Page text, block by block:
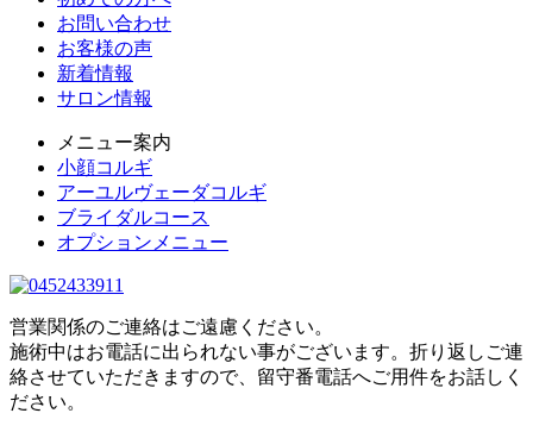
お問い合わせ
お客様の声
新着情報
サロン情報
メニュー案内
小顔コルギ
アーユルヴェーダコルギ
ブライダルコース
オプションメニュー
営業関係のご連絡はご遠慮ください。
施術中はお電話に出られない事がございます。折り返しご連
絡させていただきますので、留守番電話へご用件をお話しく
ださい。